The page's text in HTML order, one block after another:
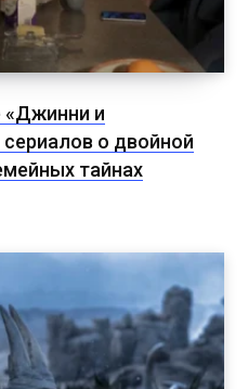
«Джинни и
о двойной
тайнах